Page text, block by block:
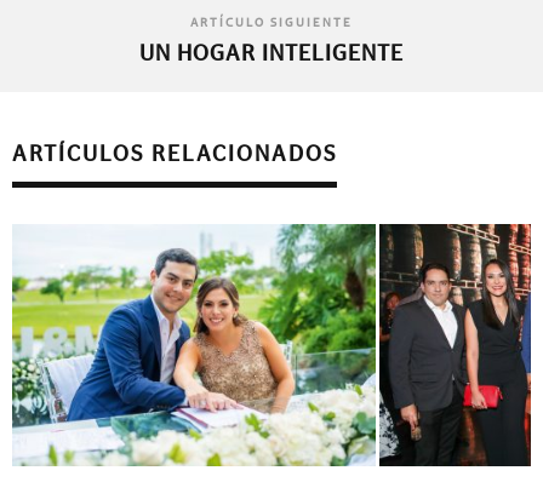
ARTÍCULO SIGUIENTE
UN HOGAR INTELIGENTE
ARTÍCULOS RELACIONADOS